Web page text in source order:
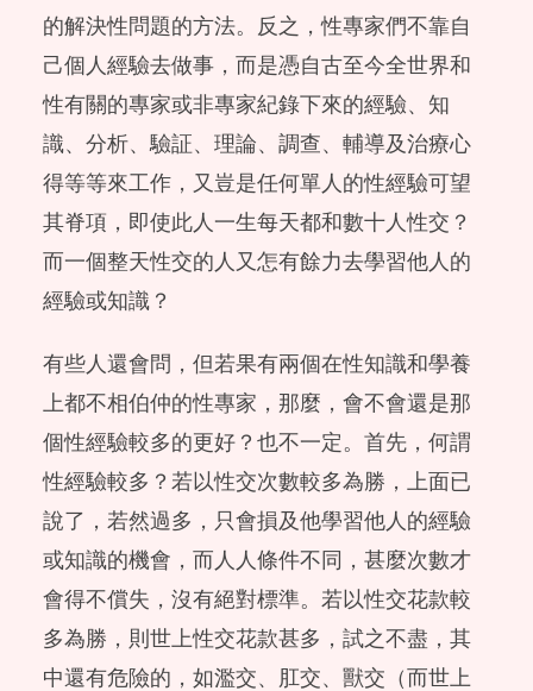
的解決性問題的方法。反之，性專家們不靠自
己個人經驗去做事，而是憑自古至今全世界和
性有關的專家或非專家紀錄下來的經驗、知
識、分析、驗証、理論、調查、輔導及治療心
得等等來工作，又豈是任何單人的性經驗可望
其脊項，即使此人一生每天都和數十人性交？
而一個整天性交的人又怎有餘力去學習他人的
經驗或知識？
有些人還會問，但若果有兩個在性知識和學養
上都不相伯仲的性專家，那麼，會不會還是那
個性經驗較多的更好？也不一定。首先，何謂
性經驗較多？若以性交次數較多為勝，上面已
說了，若然過多，只會損及他學習他人的經驗
或知識的機會，而人人條件不同，甚麼次數才
會得不償失，沒有絕對標準。若以性交花款較
多為勝，則世上性交花款甚多，試之不盡，其
中還有危險的，如濫交、肛交、獸交（而世上